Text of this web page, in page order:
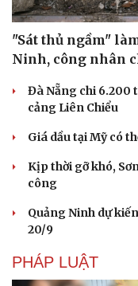
"Sát thủ ngầm"
Ninh, công nhân
Đà Nẵng chi 6.200
cảng Liên Chiểu
Giá dầu tại Mỹ có
Kịp thời gỡ khó,
công
Quảng Ninh dự
20/9
PHÁP LUẬT